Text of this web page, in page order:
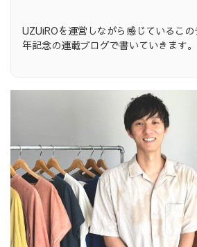
UZUiROを運営しながら感じているこ
年記念の連載ブログで書いていきます。